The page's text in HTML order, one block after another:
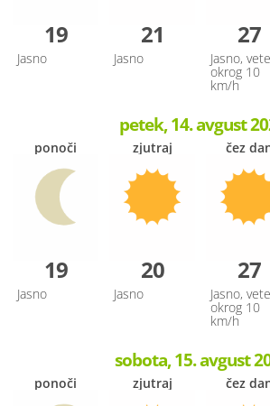
19
Jasno
21
Jasno
27
Jasno,
okrog 10
km/h
petek, 14. avgust
ponoči
19
Jasno
zjutraj
20
Jasno
čez
27
Jasno,
okrog 10
km/h
sobota, 15. avgust
ponoči zjutraj čez